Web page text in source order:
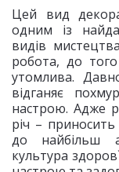
Цей вид
одним із
видів
робота, до
утомлива.
відганяє
настрою. Адже
річ –
до найбільш
культура